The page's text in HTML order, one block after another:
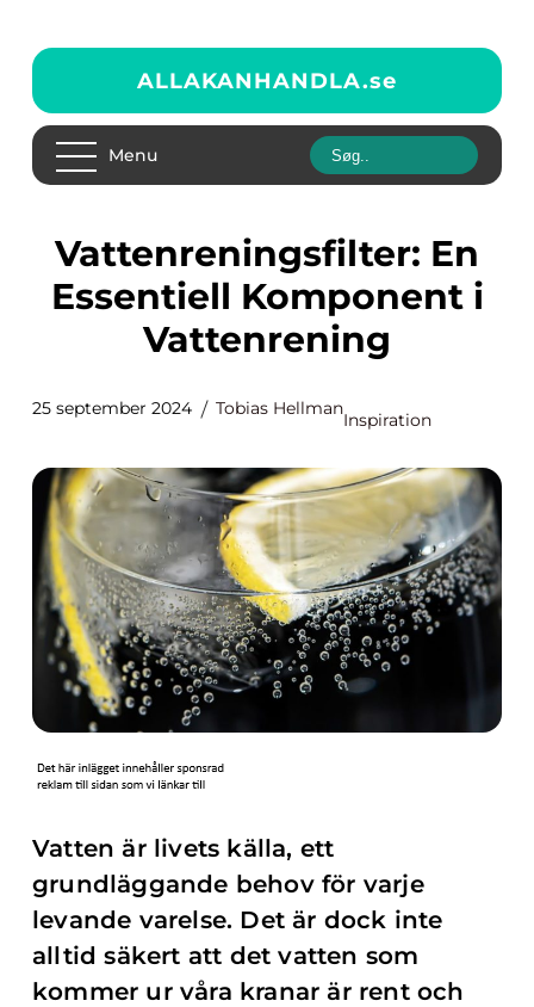
ALLAKANHANDLA.se
Menu
Vattenreningsfilter: En
Essentiell Komponent i
Vattenrening
25 september 2024 Tobias Hellman
Inspiration
Vatten är livets källa, ett
grundläggande behov för varje
levande varelse. Det är dock inte
alltid säkert att det vatten som
kommer ur våra kranar är rent och